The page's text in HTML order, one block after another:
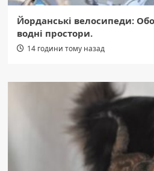
Йорданські велосипеди:
водні простори.
14 години тому назад